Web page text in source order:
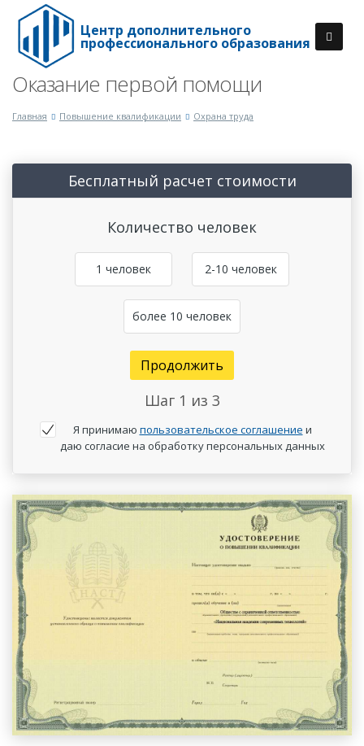
Центр дополнительного
профессионального образования
Оказание первой помощи
Главная Повышение квалификации Охрана труда
Бесплатный расчет стоимости
Количество человек
1 человек 2-10 человек
более 10 человек
Продолжить
Шаг 1 из 3
Я принимаю пользовательское соглашение и
даю согласие на обработку персональных данных